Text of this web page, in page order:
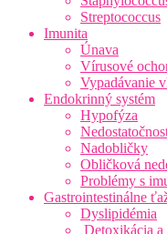
Streptococcus
Imunita
Únava
Vírusové
Vypadávanie
Endokrinný systém
Hypofýza
Nadobličky
Obličková
Problémy s
Gastrointestinálne
Dyslipidémia
Detoxikácia a